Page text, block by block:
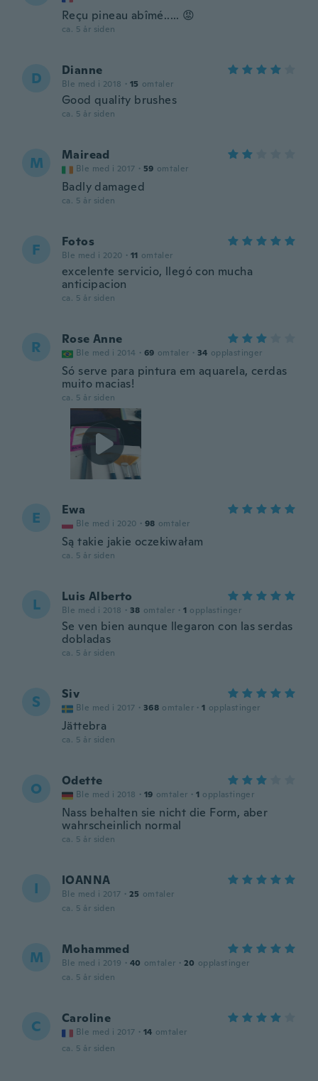
Reçu pineau abîmé..... 😡
ca. 5 år siden
D Dianne
Ble med i 2018 · 15 omtaler
Good quality brushes
ca. 5 år siden
M Mairead
Ble med i 2017 · 59 omtaler
Badly damaged
ca. 5 år siden
F Fotos
Ble med i 2020 · 11 omtaler
excelente servicio, llegó con mucha
anticipacion
ca. 5 år siden
R Rose Anne
Ble med i 2014 · 69 omtaler · 34 opplastinger
Só serve para pintura em aquarela, cerdas
muito macias!
ca. 5 år siden
E Ewa
Ble med i 2020 · 98 omtaler
Są takie jakie oczekiwałam
ca. 5 år siden
L Luis Alberto
Ble med i 2018 · 38 omtaler · 1 opplastinger
Se ven bien aunque llegaron con las serdas
dobladas
ca. 5 år siden
S Siv
Ble med i 2017 · 368 omtaler · 1 opplastinger
Jättebra
ca. 5 år siden
O Odette
Ble med i 2018 · 19 omtaler · 1 opplastinger
Nass behalten sie nicht die Form, aber
wahrscheinlich normal
ca. 5 år siden
I IOANNA
Ble med i 2017 · 25 omtaler
ca. 5 år siden
M Mohammed
Ble med i 2019 · 40 omtaler · 20 opplastinger
ca. 5 år siden
C Caroline
Ble med i 2017 · 14 omtaler
ca. 5 år siden